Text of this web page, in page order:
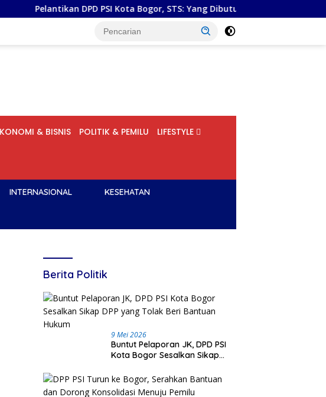
PSI Kota Bogor, STS: Yang Dibutuhkan Bukan Superman, tetapi Super
& BISNIS POLITIK & PEMILU LIFESTYLE
INTERNASIONAL KESEHATAN
Berita Politik
9 Mei 2026
Buntut Pelaporan JK, DPD PSI
Kota Bogor Sesalkan Sikap
Hukum